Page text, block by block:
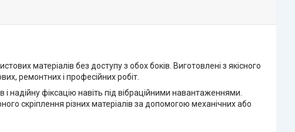
матеріалів без доступу з обох боків. Виготовлені з якісного
ремонтних і професійних робіт.
надійну фіксацію навіть під вібраційними навантаженнями.
скріплення різних матеріалів за допомогою механічних або